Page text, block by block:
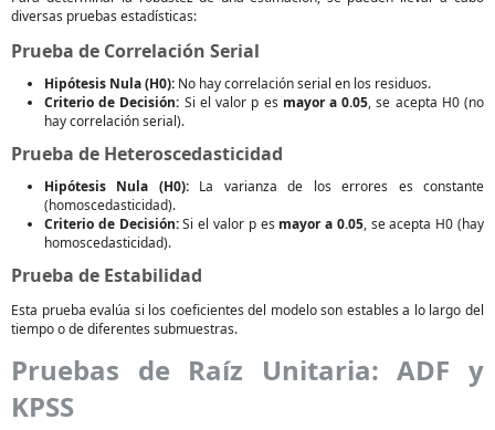
diversas pruebas estadísticas:
Prueba de Correlación Serial
Hipótesis Nula (H0): No hay correlación serial en los residuos.
Criterio de Decisión: Si el valor p es mayor a 0.05, se acepta H0 (no
hay correlación serial).
Prueba de Heteroscedasticidad
Hipótesis Nula (H0):La varianza de los errores es constante
(homoscedasticidad).
Criterio de Decisión:Si el valor p es mayor a 0.05, se acepta H0 (hay
homoscedasticidad).
Prueba de Estabilidad
Esta prueba evalúa si los coeficientes del modelo son estables a lo largo del
tiempo o de diferentes submuestras.
Pruebas de Raíz Unitaria: ADF y
KPSS